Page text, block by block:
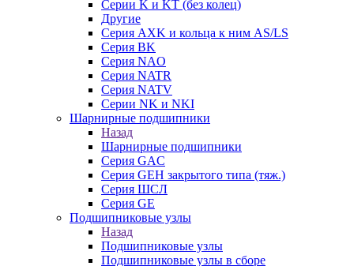
Серии K и KT (без колец)
Другие
Серия AXK и кольца к ним AS/LS
Серия BK
Серия NAO
Серия NATR
Серия NATV
Серии NK и NKI
Шарнирные подшипники
Назад
Шарнирные подшипники
Серия GAC
Серия GEH закрытого типа (тяж.)
Серия ШСЛ
Серия GE
Подшипниковые узлы
Назад
Подшипниковые узлы
Подшипниковые узлы в сборе